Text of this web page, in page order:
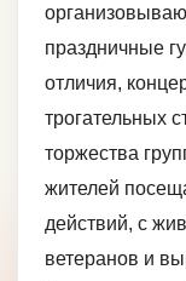
праздничные
отличия,
трогательных
торжества
жителей
действий, с
ветеранов и